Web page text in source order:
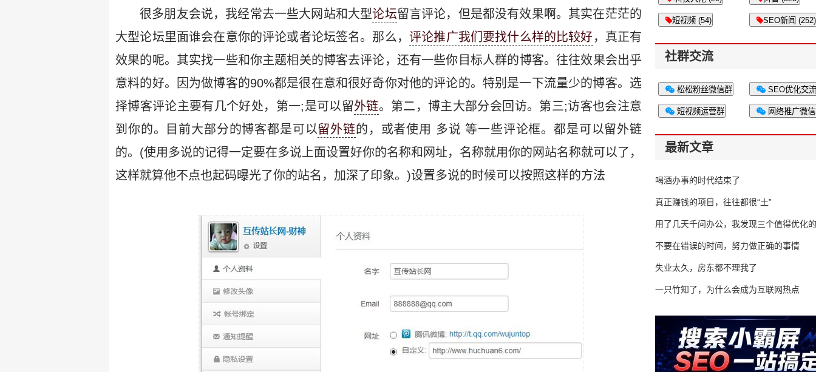
很多朋友会说，我经常去一些大网站和大型论坛留言评论，但是都没有效果啊。其实在茫茫的
大型论坛里面谁会在意你的评论或者论坛签名。那么， 评论推广我们要找什么样的比较好，真正有
效果的呢。其实找一些和你主题相关的博客去评论，还有一些你目标人群的博客。往往效果会出乎
意料的好。因为做博客的90%都是很在意和很好奇你对他的评论的。特别是一下流量少的博客。选
择博客评论主要有几个好处，第一;是可以留外链。第二，博主大部分会回访。第三;访客也会注意
到你的。目前大部分的博客都是可以留外链的，或者使用 多说 等一些评论框。都是可以留外链
的。(使用多说的记得一定要在多说上面设置好你的名称和网址，名称就用你的网站名称就可以了，
这样就算他不点也起码曝光了你的站名，加深了印象。)设置多说的时候可以按照这样的方法
短视频 (54) SEO新闻 (252)
社群交流
松松粉丝微信群 SEO优化交
短视频运营群 网络推广微
最新文章
喝酒办事的时代结束了
真正赚钱的项目，往往都很“土”
用了几天千问办公，我发现三个值得优化
不要在错误的时间，努力做正确的事情
失业太久，房东都不理我了
一只竹知了，为什么会成为互联网热点